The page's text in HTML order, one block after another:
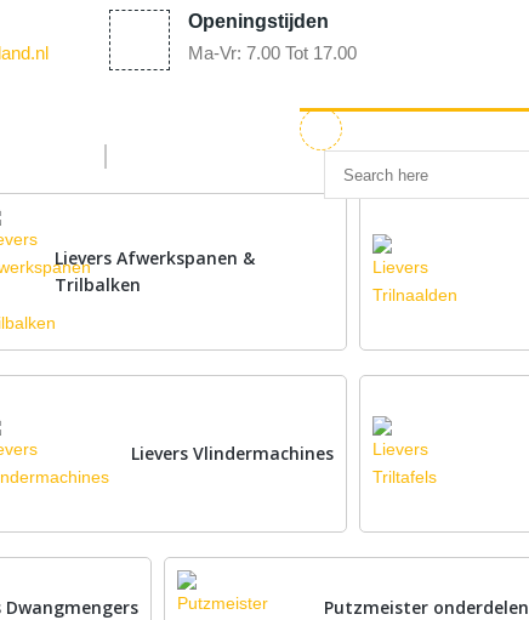
Openingstijden
Ma-Vr: 7.00 Tot 17.00
Lievers Afwerkspanen &
Trilbalken
Lievers Vlindermachines
Dwangmengers Putzmeister onderdelen